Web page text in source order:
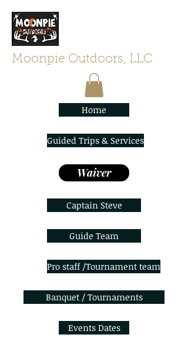
Moonpie Outdoors, LLC
Home
Guided Trips & Services
Waiver
Captain Steve
Guide Team
Pro staff /Tournament team
Banquet / Tournaments
Events Dates